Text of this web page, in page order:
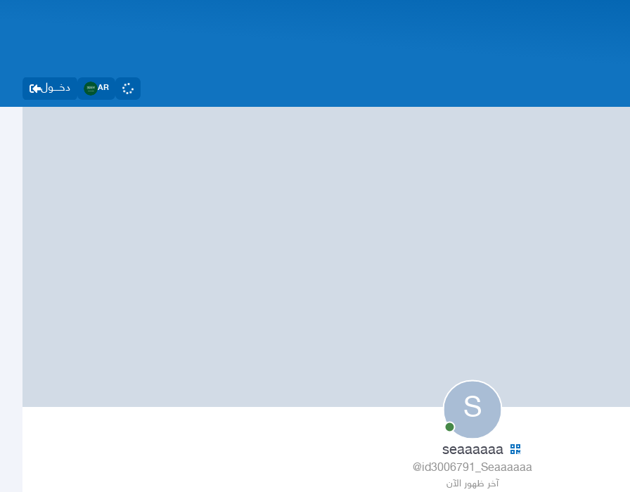
دخــــول AR
S
seaaaaaa
@id3006791_Seaaaaaa
آخر ظهور الآن